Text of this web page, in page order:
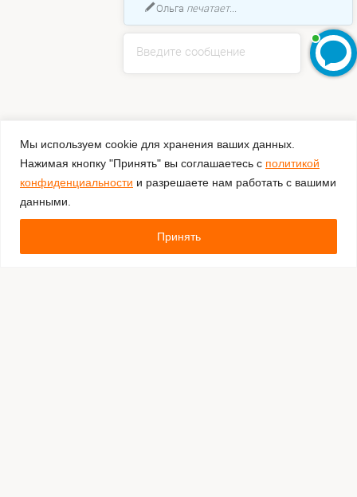
Мы используем cookie для хранения ваших данных.
Нажимая кнопку "Принять" вы соглашаетесь с политикой
конфиденциальности и разрешаете нам работать с вашими
данными.
Принять
Введите сообщение
Ольга печатает...